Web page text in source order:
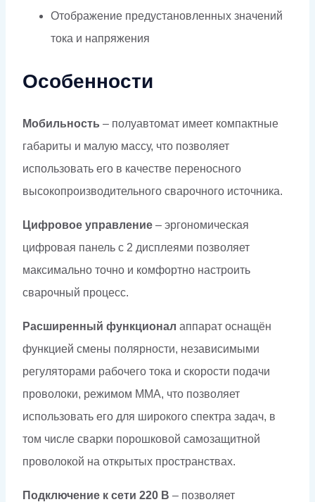
Отображение предустановленных значений
тока и напряжения
Особенности
Мобильность – полуавтомат имеет компактные
габариты и малую массу, что позволяет
использовать его в качестве переносного
высокопроизводительного сварочного источника.
Цифровое управление – эргономическая
цифровая панель с 2 дисплеями позволяет
максимально точно и комфортно настроить
сварочный процесс.
Расширенный функционал аппарат оснащён
функцией смены полярности, независимыми
регуляторами рабочего тока и скорости подачи
проволоки, режимом ММА, что позволяет
использовать его для широкого спектра задач, в
том числе сварки порошковой самозащитной
проволокой на открытых пространствах.
Подключение к сети 220 В – позволяет